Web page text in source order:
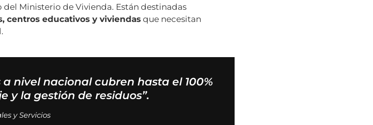
Ministerio de Vivienda. Están destinadas
centros educativos y viviendas que necesitan
nivel nacional cubren hasta el 100%
y la gestión de residuos”.
y Servicios